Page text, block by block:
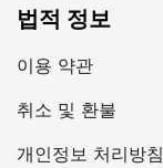
법적 정보
이용 약관
취소 및 환불
개인정보 처리방침